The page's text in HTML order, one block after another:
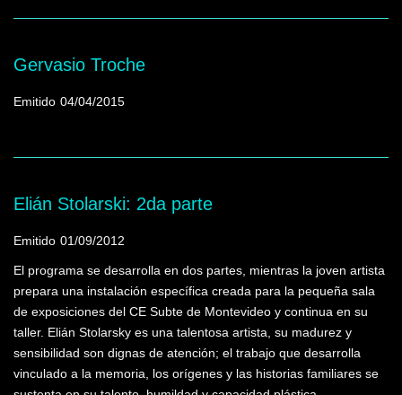
Gervasio Troche
Emitido 04/04/2015
Elián Stolarski: 2da parte
Emitido 01/09/2012
El programa se desarrolla en dos partes, mientras la joven artista
prepara una instalación específica creada para la pequeña sala
de exposiciones del CE Subte de Montevideo y continua en su
taller. Elián Stolarsky es una talentosa artista, su madurez y
sensibilidad son dignas de atención; el trabajo que desarrolla
vinculado a la memoria, los orígenes y las historias familiares se